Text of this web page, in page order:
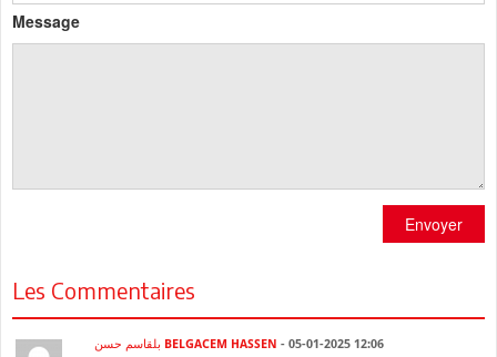
Message
Envoyer
Les Commentaires
بلقاسم حسن BELGACEM HASSEN- 05-01-2025 12:06